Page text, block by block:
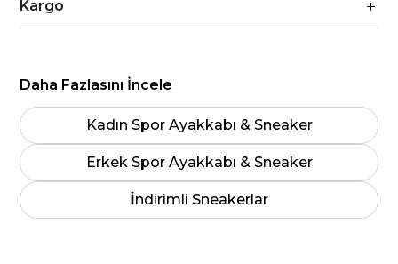
Kargo
Daha Fazlasını İncele
Kadın Spor Ayakkabı & Sneaker
Erkek Spor Ayakkabı & Sneaker
İndirimli Sneakerlar